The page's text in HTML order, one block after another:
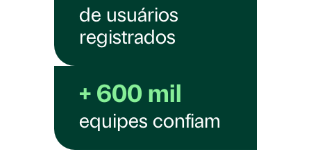
de usuários
registrados
+ 600 mil
equipes confiam